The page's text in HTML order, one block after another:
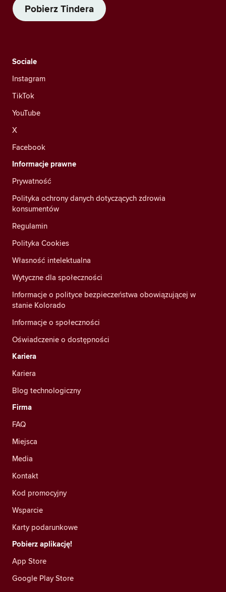
Pobierz Tindera
Sociale
Instagram
TikTok
YouTube
X
Facebook
Informacje prawne
Prywatność
Polityka ochrony danych dotyczących zdrowia
konsumentów
Regulamin
Polityka Cookies
Własność intelektualna
Wytyczne dla społeczności
Informacje o polityce bezpieczeństwa obowiązującej w
stanie Kolorado
Informacje o społeczności
Oświadczenie o dostępności
Kariera
Kariera
Blog technologiczny
Firma
FAQ
Miejsca
Media
Kontakt
Kod promocyjny
Wsparcie
Karty podarunkowe
Pobierz aplikację!
App Store
Google Play Store